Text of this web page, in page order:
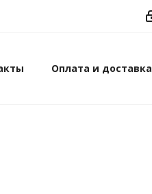
Оплата и доставка